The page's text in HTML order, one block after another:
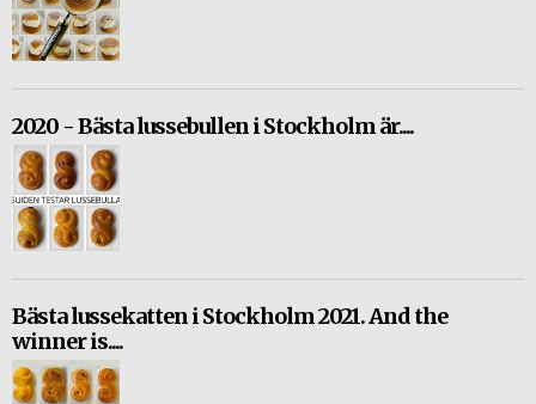
2020 - Bästa lussebullen i Stockholm är....
Bästa lussekatten i Stockholm 2021. And the
winner is....